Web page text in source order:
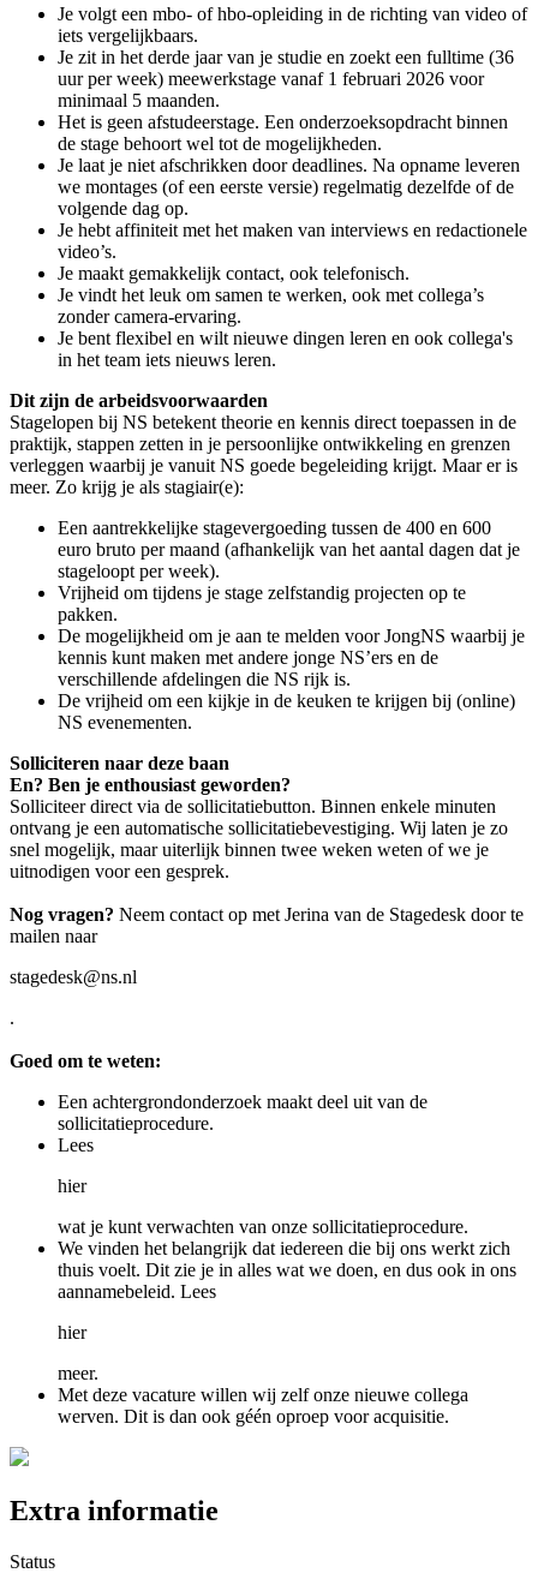
Je volgt een mbo- of hbo-opleiding in de richting van video of
iets vergelijkbaars.
Je zit in het derde jaar van je studie en zoekt een fulltime (36
uur per week) meewerkstage vanaf 1 februari 2026 voor
minimaal 5 maanden.
Het is geen afstudeerstage. Een onderzoeksopdracht binnen
de stage behoort wel tot de mogelijkheden.
Je laat je niet afschrikken door deadlines. Na opname leveren
we montages (of een eerste versie) regelmatig dezelfde of de
volgende dag op.
Je hebt affiniteit met het maken van interviews en redactionele
video’s.
Je maakt gemakkelijk contact, ook telefonisch.
Je vindt het leuk om samen te werken, ook met collega’s
zonder camera-ervaring.
Je bent flexibel en wilt nieuwe dingen leren en ook collega's
in het team iets nieuws leren.
Dit zijn de arbeidsvoorwaarden
Stagelopen bij NS betekent theorie en kennis direct toepassen in de
praktijk, stappen zetten in je persoonlijke ontwikkeling en grenzen
verleggen waarbij je vanuit NS goede begeleiding krijgt. Maar er is
meer. Zo krijg je als stagiair(e):
Een aantrekkelijke stagevergoeding tussen de 400 en 600
euro bruto per maand (afhankelijk van het aantal dagen dat je
stageloopt per week).
Vrijheid om tijdens je stage zelfstandig projecten op te
pakken.
De mogelijkheid om je aan te melden voor JongNS waarbij je
kennis kunt maken met andere jonge NS’ers en de
verschillende afdelingen die NS rijk is.
De vrijheid om een kijkje in de keuken te krijgen bij (online)
NS evenementen.
Solliciteren naar deze baan
En? Ben je enthousiast geworden?
Solliciteer direct via de sollicitatiebutton. Binnen enkele minuten
ontvang je een automatische sollicitatiebevestiging. Wij laten je zo
snel mogelijk, maar uiterlijk binnen twee weken weten of we je
uitnodigen voor een gesprek.
Nog vragen? Neem contact op met Jerina van de Stagedesk door te
mailen naar
stagedesk@ns.nl
.
Goed om te weten:
Een achtergrondonderzoek maakt deel uit van de
sollicitatieprocedure.
Lees
hier
wat je kunt verwachten van onze sollicitatieprocedure.
We vinden het belangrijk dat iedereen die bij ons werkt zich
thuis voelt. Dit zie je in alles wat we doen, en dus ook in ons
aannamebeleid. Lees
hier
meer.
Met deze vacature willen wij zelf onze nieuwe collega
werven. Dit is dan ook géén oproep voor acquisitie.
Extra informatie
Status